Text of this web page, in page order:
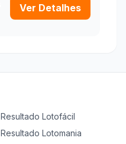
Ver Detalhes
Resultado Lotofácil
Resultado Lotomania